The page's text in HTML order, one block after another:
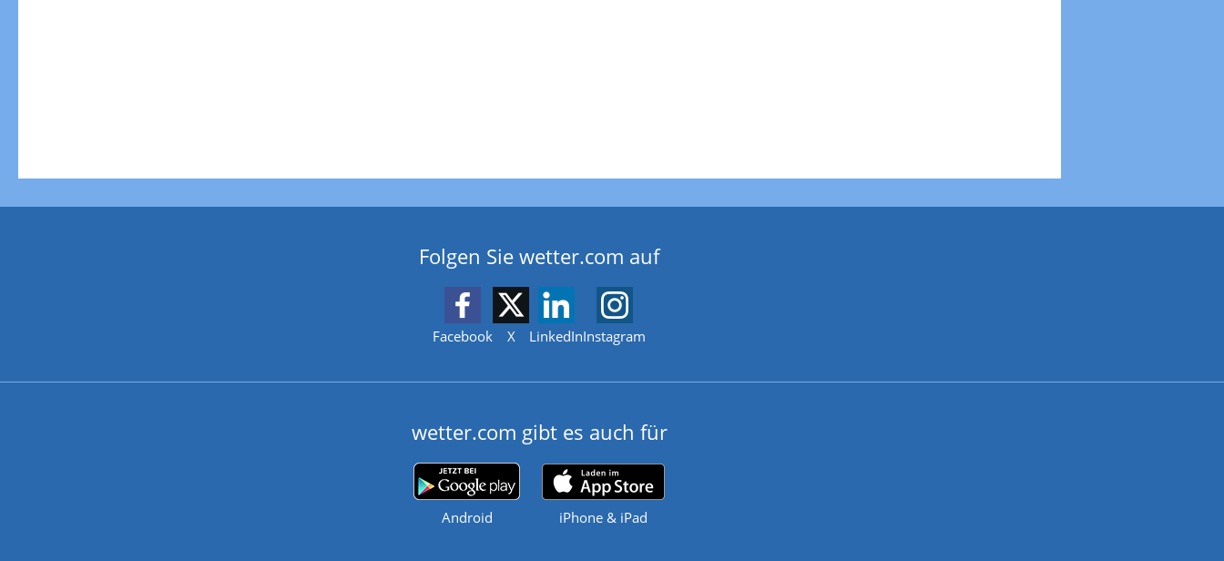
Folgen Sie wetter.com auf
Facebook X LinkedInInstagram
wetter.com gibt es auch für
Android iPhone & iPad